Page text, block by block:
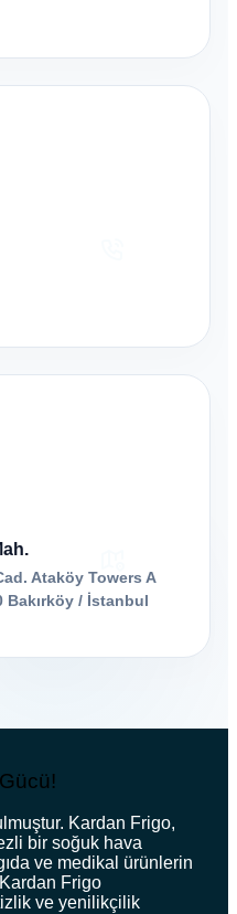
Ataköy Towers A
Bakırköy / İstanbul
Kardan Frigo,
bir soğuk hava
gıda ve medikal ürünlerin
Kardan Frigo
ve yenilikçilik